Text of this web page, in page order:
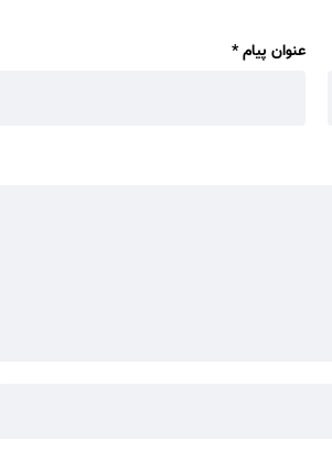
عنوان پیام*